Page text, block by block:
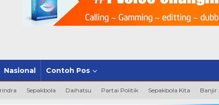
Nasional Contoh Pos
Sepakbola Daihatsu Partai Politik Sepakbola Kita Banjir